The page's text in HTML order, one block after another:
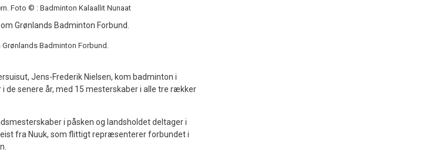
Foto © : Badminton Kalaallit Nunaat
Badminton Forbund.
Jens-Frederik Nielsen, kom badminton i
de senere år, med 15 mesterskaber i alle tre rækker
i påsken og landsholdet deltager i
fra Nuuk, som flittigt repræsenterer forbundet i